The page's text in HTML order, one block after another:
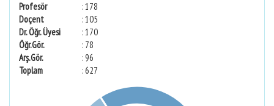
Profesör
: 178
Doçent
: 105
Dr. Öğr. Üyesi
: 170
Öğr.Gör.
: 78
Arş.Gör.
: 96
Toplam
: 627